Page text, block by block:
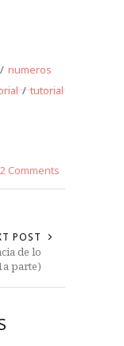
/ numeros
/ tutorial
2 Comments
POST
de lo
parte)